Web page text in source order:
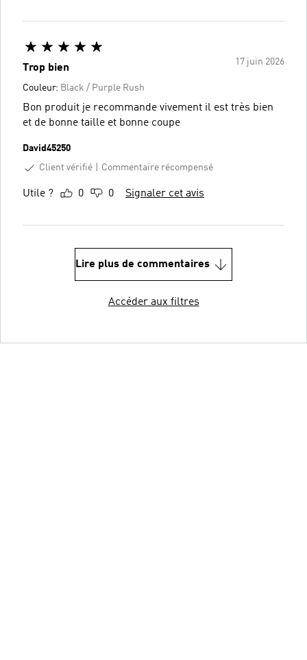
17 juin 2026
Trop bien
Couleur: Black / Purple Rush
Bon produit je recommande vivement il est très bien
et de bonne taille et bonne coupe
David45250
Client vérifié
Commentaire récompensé
Utile ? 0 0 Signaler cet avis
Lire plus de commentaires
Accéder aux filtres